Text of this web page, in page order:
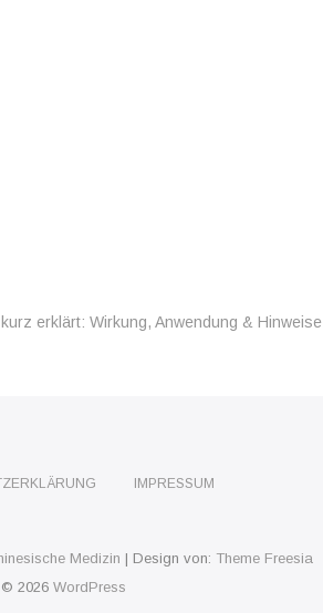
erklärt: Wirkung, Anwendung & Hinweise
IMPRESSUM
Medizin | Design von: Theme Freesia
© 2026 WordPress